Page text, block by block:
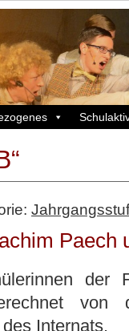
Paech
der
Internats.